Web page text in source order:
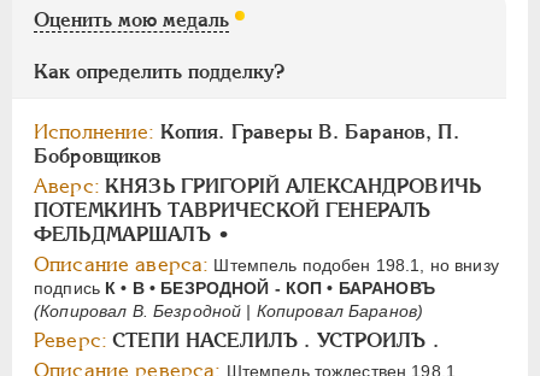
Оценить мою медаль
Как определить подделку?
Исполнение: Копия. Граверы В. Баранов, П.
Бобровщиков
Аверс: КНЯЗЬ ГРИГОРIЙ АЛЕКСАНДРОВИЧЬ
ПОТЕМКИНЪ ТАВРИЧЕСКОЙ ГЕНЕРАЛЪ
ФЕЛЬДМАРШАЛЪ •
Описание аверса: Штемпель подобен 198.1, но внизу
подпись К • В • БЕЗРОДНОЙ - КОП • БАРАНОВЪ
(Копировал В. Безродной | Копировал Баранов)
Реверс: СТЕПИ НАСЕЛИЛЪ . УСТРОИЛЪ .
Описание реверса: Штемпель тождествен 198.1
СЕРИИ МЕДАЛЕЙ 1600-1881